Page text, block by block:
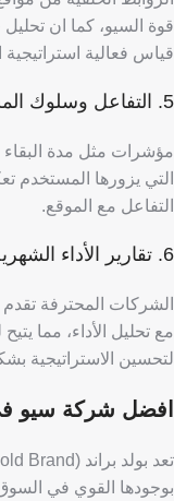
قوة السيو، كما ان
قياس فعالية
5. التفاعل وسلوك المستخدم
مؤشرات مثل مدة البقاء
التي يزورها المستخدم
التفاعل مع الموقع.
6. تقارير الأداء الشهرية
الشركات المحترفة
مع تحليل الأداء، مما
لتحسين الاستراتيجية
افضل شركة سيو
بوجودها القوي في